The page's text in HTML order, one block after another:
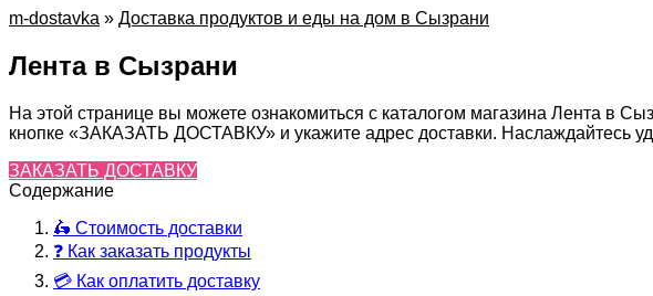
m-dostavka » Доставка продуктов и еды на дом в Сызрани
Лента в Сызрани
На этой странице вы можете ознакомиться с каталогом магазина Лента в
кнопке «ЗАКАЗАТЬ ДОСТАВКУ» и укажите адрес доставки. Наслаждайтесь
ЗАКАЗАТЬ ДОСТАВКУ
Содержание
🛵 Стоимость доставки
❓ Как заказать продукты
💳 Как оплатить доставку